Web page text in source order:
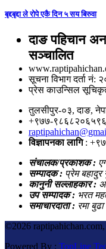
बृद्दबृद्दा ले रोपे एकै दिन ५ सय बिरुवा
दाङ पहिचान
सञ्चालित
सूचना विभाग दर्ता नं:
प्रेस काउन्सिल
तुलसीपुर-०३, दाङ,
+९७७-९८६८२०६५९६
विज्ञापनका लागि:
संचालक/प्रकाशक :
सम्पादक : प्रेम
कानुनी सल्लाहकार :
उप सम्पादक : भरत
समाचारदाता : रमा बुढा
©2026
Powered By : TopLine